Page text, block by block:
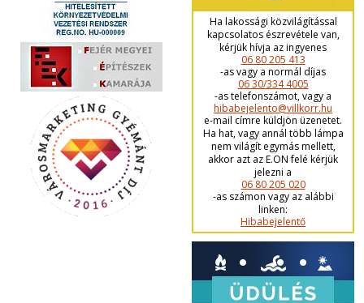
Ha lakossági közvilágítással
kapcsolatos észrevétele van,
kérjük hívja az ingyenes
06 80 205 413
-as vagy a normál díjas
06 30/334 4005
-as telefonszámot, vagy a
hibabejelento@villkorr.hu
e-mail címre küldjön üzenetet.
Ha hat, vagy annál több lámpa
nem világít egymás mellett,
akkor azt az E.ON felé kérjük
jelezni a
06 80 205 020
-as számon vagy az alábbi
linken:
Hibabejelentő